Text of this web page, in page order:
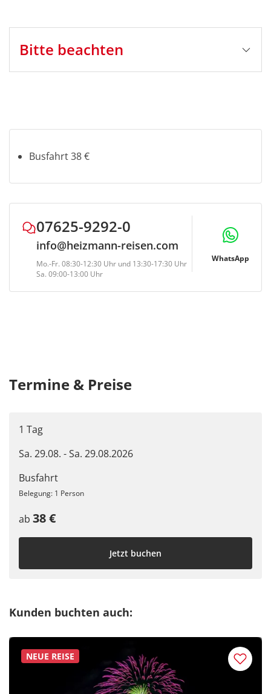
Bitte beachten
bis 5 Tage vor Reisebeginn: Busfahrt kostenlos*
4-1 Tag vor Reisebeginn: Busfahrt 50%*
80%*
*zzgl. 100% Fremdleistung (Eintrittskarten, Schiff-
Ggf. können
Bearbeitungsgebühren in Höhe von € 10,- p.P.
anfallen
Busfahrt 38 €
07625-9292-0
info@heizmann-reisen.com
Mo.-Fr. 08:30-12:30 Uhr und 13:30-17:30 Uhr
Sa. 09:00-13:00 Uhr
WhatsApp
Termine & Preise
1 Tag
Sa. 29.08. - Sa. 29.08.2026
Busfahrt
Belegung: 1 Person
ab 38 €
Jetzt buchen
Kunden buchten auch:
NEUE REISE